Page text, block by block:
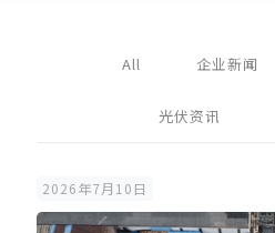
All 企业新闻
光伏资讯
2026年7月10日